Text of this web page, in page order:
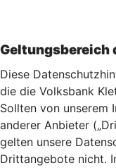
Geltungsbereich
Diese
die die Volksbank
Sollten von unserem
anderer Anbieter
gelten unsere
Drittangebote nicht.